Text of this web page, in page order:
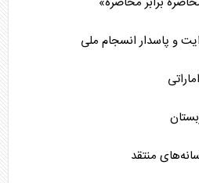
و پاسدار انسجام ملی
منتقد